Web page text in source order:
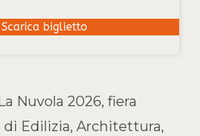
Scarica biglietto
Nuvola 2026, fiera
di Edilizia, Architettura,